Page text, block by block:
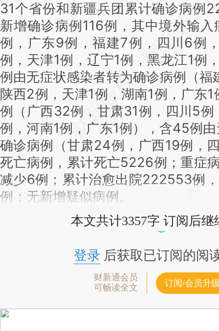
31个省份和新疆兵团累计确诊病例
新增确诊病例116例，其中境外输
例，广东9例，福建7例，四川6例
例，天津1例，辽宁1例，黑龙江1例
例由无症状感染者转为确诊病例（
陕西2例，天津1例，湖南1例，广东
例（广西32例，甘肃31例，四川5例
例，河南1例，广东1例），含45例
确诊病例（甘肃24例，广西19例，
死亡病例，累计死亡5226例；重症
减少6例；累计治愈出院222553例
例；无新增疑似病例。
本文共计3357字 订阅后继
登录 后获取已订阅的阅
财新通会员
可畅读全文
订阅/会员升